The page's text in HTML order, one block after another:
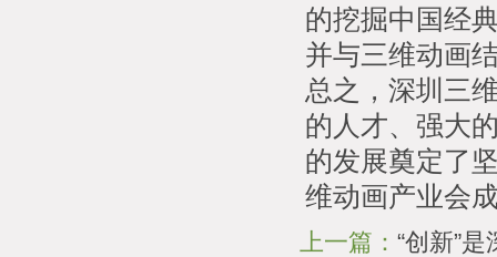
的挖掘中国经
并与三维动画
总之，深圳三
的人才、强大
的发展奠定了
维动画产业会
上一篇： “创新”